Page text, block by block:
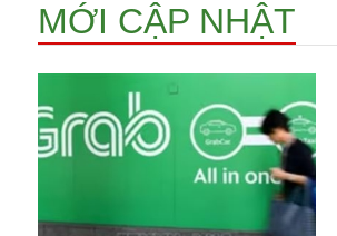
Bóng đá
Bill Gates
Bitcoin
Bamboo Airways
Barrack Obama
MỚI CẬP NHẬT